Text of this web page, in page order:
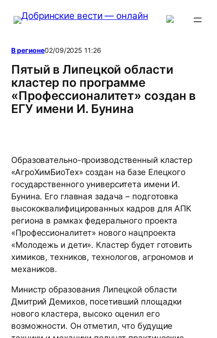
Перейти
В регионе02/09/2025 11:26
Пятый в Липецкой области
кластер по программе
«Профессионалитет» создан в
ЕГУ имени И. Бунина
Образовательно-производственный кластер
«АгроХимБиоТех» создан на базе Елецкого
государственного университета имени И.
Бунина. Его главная задача – подготовка
высококвалифицированных кадров для АПК
региона в рамках федерального проекта
«Профессионалитет» нового нацпроекта
«Молодежь и дети». Кластер будет готовить
химиков, техников, технологов, агрономов и
механиков.
Министр образования Липецкой области
Дмитрий Демихов, посетивший площадки
нового кластера, высоко оценил его
возможности. Он отметил, что будущие